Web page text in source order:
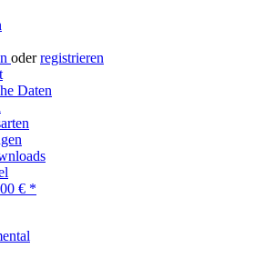
oderregistrieren
Daten
€ *